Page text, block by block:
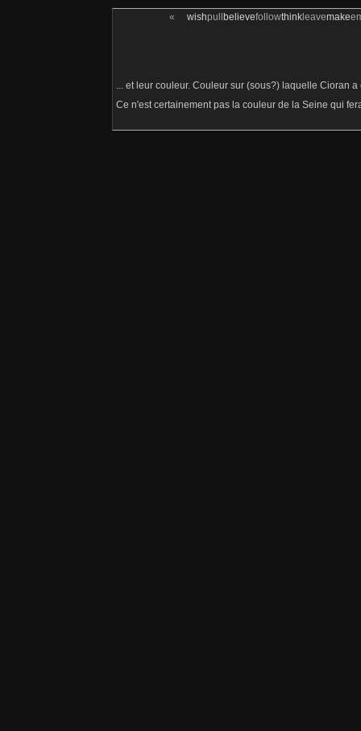
« wishpull believefollowthinkleavemake
... et leur couleur. Couleur sur (sous?) laquelle Cioran
Ce n'est certainement pas la couleur de la Seine qui